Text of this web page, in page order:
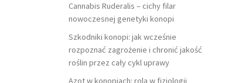
Cannabis Ruderalis – cichy filar
nowoczesnej genetyki konopi
Szkodniki konopi: jak wcześnie
rozpoznać zagrożenie i chronić jakość
roślin przez cały cykl uprawy
Azot w konopiach: rola w fizjologii